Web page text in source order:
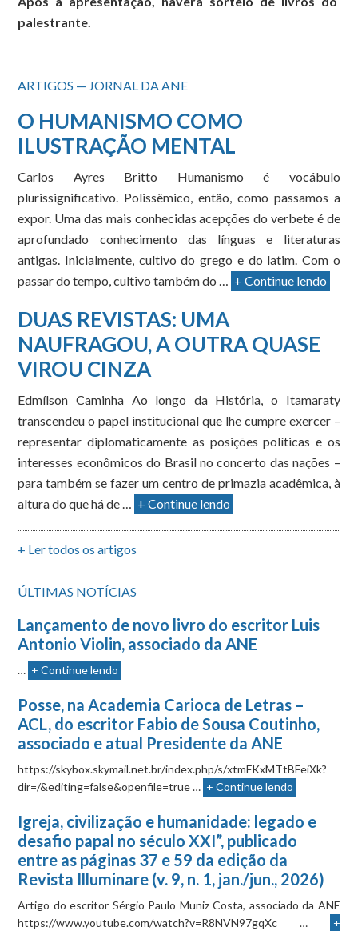
palestrante.
ARTIGOS — JORNAL DA ANE
O HUMANISMO COMO
ILUSTRAÇÃO MENTAL
Carlos Ayres Britto Humanismo é vocábulo
plurissignificativo. Polissêmico, então, como passamos a
expor. Uma das mais conhecidas acepções do verbete é de
aprofundado conhecimento das línguas e literaturas
antigas. Inicialmente, cultivo do grego e do latim. Com o
passar do tempo, cultivo também do … + Continue lendo
DUAS REVISTAS: UMA
NAUFRAGOU, A OUTRA QUASE
VIROU CINZA
Edmílson Caminha Ao longo da História, o Itamaraty
transcendeu o papel institucional que lhe cumpre exercer –
representar diplomaticamente as posições políticas e os
interesses econômicos do Brasil no concerto das nações –
para também se fazer um centro de primazia acadêmica, à
altura do que há de … + Continue lendo
+ Ler todos os artigos
ÚLTIMAS NOTÍCIAS
Lançamento de novo livro do escritor Luis
Antonio Violin, associado da ANE
… + Continue lendo
Posse, na Academia Carioca de Letras –
ACL, do escritor Fabio de Sousa Coutinho,
associado e atual Presidente da ANE
https://skybox.skymail.net.br/index.php/s/xtmFKxMTtBFeiXk?
dir=/&editing=false&openfile=true … + Continue lendo
Igreja, civilização e humanidade: legado e
desafio papal no século XXI”, publicado
entre as páginas 37 e 59 da edição da
Revista Illuminare (v. 9, n. 1, jan./jun., 2026)
Artigo do escritor Sérgio Paulo Muniz Costa, associado da ANE
https://www.youtube.com/watch?v=R8NVN97gqXc …
+